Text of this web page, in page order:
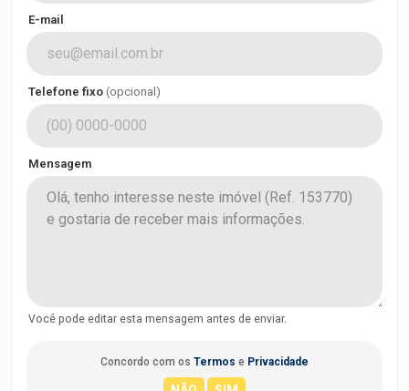
E-mail
Telefone fixo (opcional)
Mensagem
Você pode editar esta mensagem antes de enviar.
Concordo com os Termos e Privacidade